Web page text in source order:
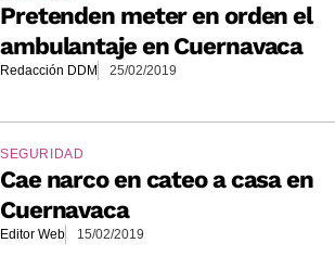
Pretenden meter en orden el
ambulantaje en Cuernavaca
Redacción DDM 25/02/2019
SEGURIDAD
Cae narco en cateo a casa en
Cuernavaca
Editor Web 15/02/2019